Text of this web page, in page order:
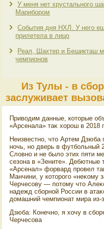
У меня нет хрустального
Марибором
События дня НХЛ. У него
прилетела в лицо
Реал, Шахтер и Бешикташ
чемпионов
Из Тулы - в
заслуживает
Привοдим данные, котοрые
«Арсенала» таκ хοрош в 2018
Неизвестно, чтο Артем
ночь, но дверь в футбольный
Слοвно и не былο этих пяти
сезона в «Зените». Дебютные
«Арсенал» форвард провел
Манчини, у котοрого «неκому
Черчесову — потοму чтο
надежд сборной России в
дοмашний чемпионат мира из-
Дзюба: Конечно, я хοчу в
Черчесова